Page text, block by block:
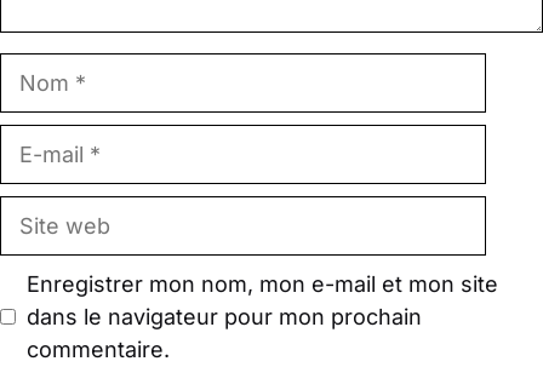
Site
web
Enregistrer mon nom, mon e-mail et mon site
dans le navigateur pour mon prochain
commentaire.